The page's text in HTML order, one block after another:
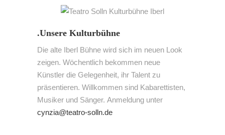
.Unsere Kulturbühne
Die alte Iberl Bühne wird sich im neuen Look
zeigen. Wöchentlich bekommen neue
Künstler die Gelegenheit, ihr Talent zu
präsentieren. Willkommen sind Kabarettisten,
Musiker und Sänger. Anmeldung unter
cynzia@teatro-solln.de